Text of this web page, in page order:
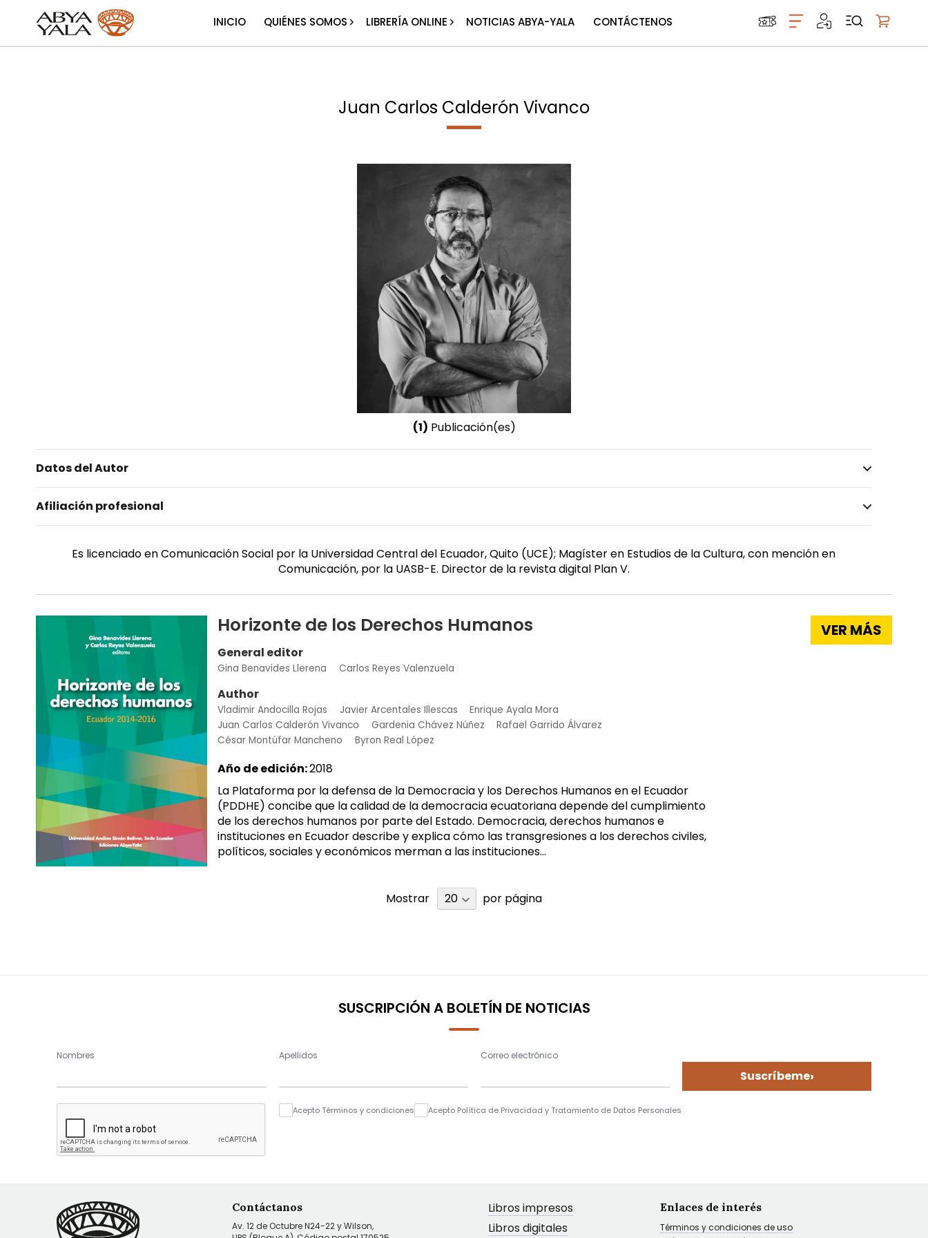
INICIO QUIÉNES SOMOS LIBRERÍA ONLINE NOTICIAS ABYA-YALA CONTÁCTENOS
Juan Carlos Calderón Vivanco
(1) Publicación(es)
Datos del Autor
Masculino
Afiliación profesional
Es licenciado en Comunicación Social por la Universidad Central del Ecuador, Quito (UCE); Magíster en Estudios de la Cultura, con mención en
Comunicación, por la UASB-E. Director de la revista digital Plan V.
Horizonte de los Derechos Humanos
General editor
Gina Benavides Llerena Carlos Reyes Valenzuela
Author
Vladimir Andocilla Rojas Javier Arcentales Illescas
Enrique Ayala Mora
Juan Carlos Calderón Vivanco
Gardenia Chávez Núñez
Rafael Garrido Álvarez
César Montúfar Mancheno
Byron Real López
Año de edición:2018
La Plataforma por la defensa de la Democracia y los Derechos Humanos en el Ecuador
(PDDHE) concibe que la calidad de la democracia ecuatoriana depende del cumplimiento
de los derechos humanos por parte del Estado. Democracia, derechos humanos e
instituciones en Ecuador describe y explica cómo las transgresiones a los derechos civiles,
políticos, sociales y económicos merman a las instituciones...
VER MÁS
Mostrar por página
SUSCRIPCIÓN A BOLETÍN DE NOTICIAS
Nombres Apellidos Correo electrónico
Suscríbeme›
Acepto Términos y condiciones Acepto Política de Privacidad y Tratamiento de Datos Personales
Contáctanos
Av. 12 de Octubre N24-22 y Wilson,
Libros impresos
Libros digitales
Enlaces de interés
Términos y condiciones de uso